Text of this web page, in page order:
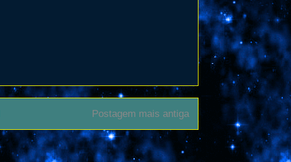
Postagem mais antiga